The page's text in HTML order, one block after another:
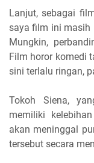
Lanjut, sebagai
saya film ini masih
Mungkin,
Film horor komedi
sini terlalu ringan,
Tokoh Siena,
memiliki
akan meninggal
tersebut secara